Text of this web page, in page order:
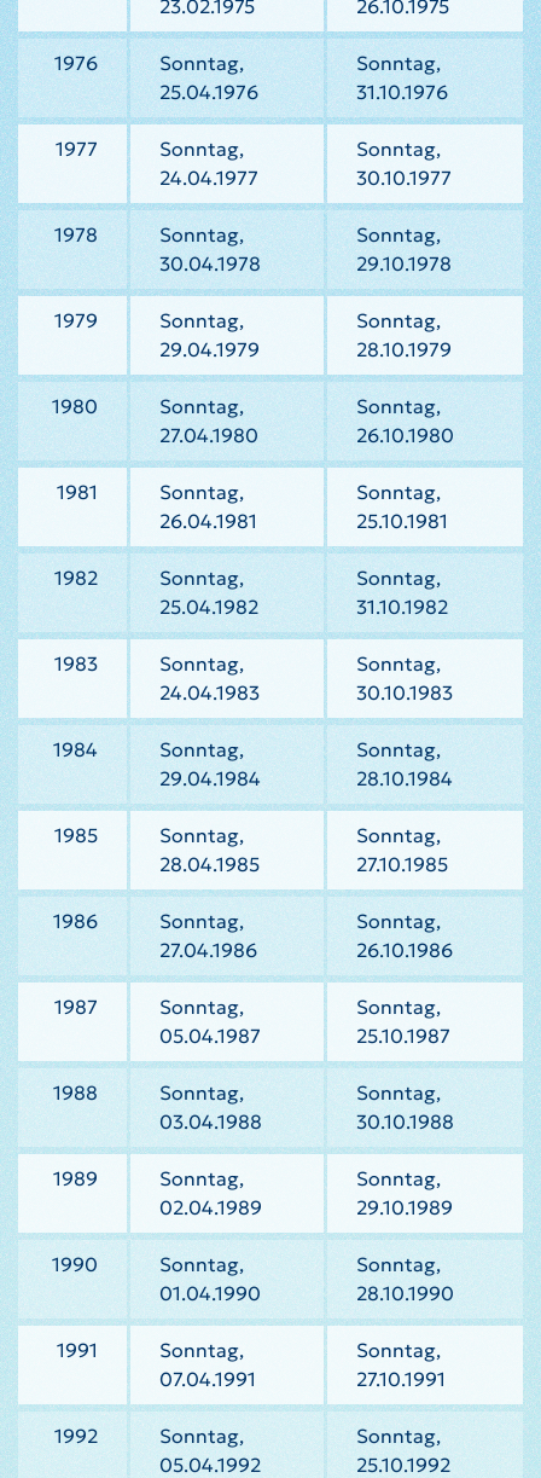
23.02.1975 26.10.1975
1976
Sonntag,
25.04.1976
Sonntag,
31.10.1976
1977
Sonntag,
24.04.1977
Sonntag,
30.10.1977
1978
Sonntag,
30.04.1978
Sonntag,
29.10.1978
1979
Sonntag,
29.04.1979
Sonntag,
28.10.1979
1980
Sonntag,
27.04.1980
Sonntag,
26.10.1980
1981
Sonntag,
26.04.1981
Sonntag,
25.10.1981
1982
Sonntag,
25.04.1982
Sonntag,
31.10.1982
1983
Sonntag,
24.04.1983
Sonntag,
30.10.1983
1984
Sonntag,
29.04.1984
Sonntag,
28.10.1984
1985
Sonntag,
28.04.1985
Sonntag,
27.10.1985
1986
Sonntag,
27.04.1986
Sonntag,
26.10.1986
1987
Sonntag,
05.04.1987
Sonntag,
25.10.1987
1988
Sonntag,
03.04.1988
Sonntag,
30.10.1988
1989
Sonntag,
02.04.1989
Sonntag,
29.10.1989
1990
Sonntag,
01.04.1990
Sonntag,
28.10.1990
1991
Sonntag,
07.04.1991
Sonntag,
27.10.1991
1992
Sonntag,
05.04.1992
Sonntag,
25.10.1992